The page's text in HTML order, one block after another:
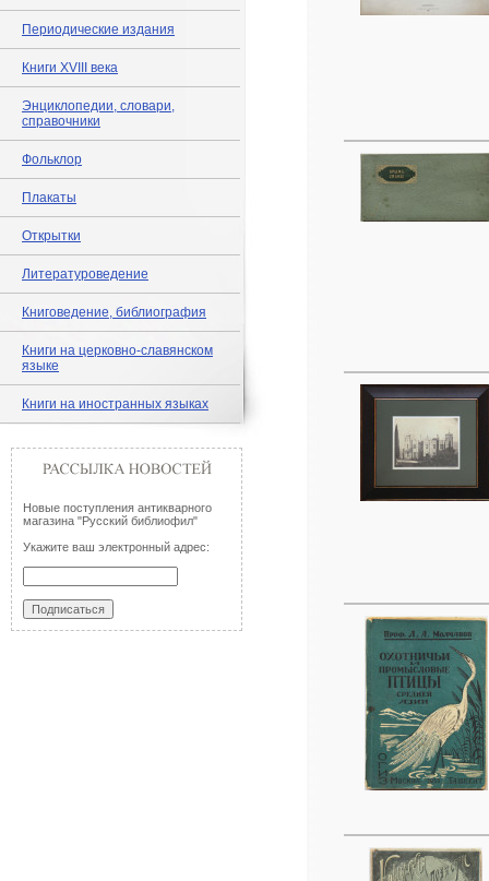
Периодические издания
Книги XVIII века
Энциклопедии, словари,
справочники
Фольклор
Плакаты
Открытки
Литературоведение
Книговедение, библиография
Книги на церковно-славянском
языке
Книги на иностранных языках
Новые поступления антикварного
магазина "Русский библиофил"
Укажите ваш электронный адрес: